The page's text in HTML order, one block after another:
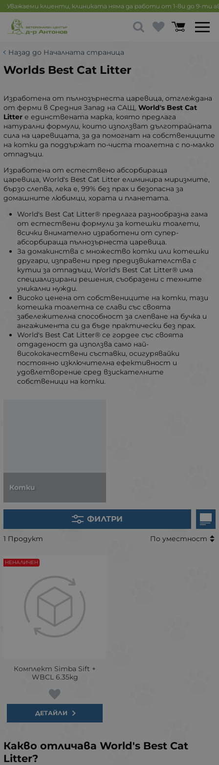
Уважаеми клиенти, клиниката няма да работи от 1-ви до 9-ти
Назад до Началната страница
Worlds Best Cat Litter
Изработена от пълнозърнеста царевица, отглеждана
от ферми в Средния Запад на САЩ, World's Best Cat
Litter е единствената марка, която предлага
натурални формули, които използват дълготрайната
сила на царевицата, за да помогнат на собствениците
на котки да поддържат по-чиста тоалетна с по-малко
отпадъци.
Изработена от естествено абсорбираща
царевица, World's Best Cat Litter елиминира миризмите,
бързо слепва, лека е, 99% без прах и безопасна за
домашните любимци, хората и планетата.
World's Best Cat Litter® предлага разнообразна гама
от естествени формули за котешки тоалети,
всички внимателно изработени от супер-
абсорбираща пълнозърнеста царевица.
За домакинства с множество котки или котешки
другари, изправени пред предизвикателства с
кутии за отпадъци, World's Best Cat Litter® има
специализирани решения, съобразени с техните
уникални нужди.
Високо ценена от собствениците на котки, тази
котешка тоалетна се слави със своята
забележителна способност за слепване на бучка и
ангажимента си да бъде практически без прах.
World's Best Cat Litter® се гордее със своята
отдаденост да използва само най-
висококачествени съставки, осигурявайки
постоянно изключителна ефективност и
удовлетворение сред взискателните
собственици на котки.
Котки
ФИЛТРИ
1 Продукт По уместност
Комплект Simba Sift +
WBCL 6.35kg
ДЕТАЙЛИ
НЕНАЛИЧЕН
Какво отличава World's Best Cat
Litter?